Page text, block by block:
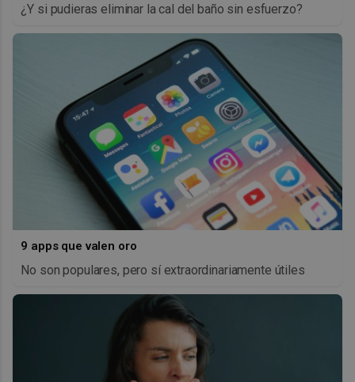
¿Y si pudieras eliminar la cal del baño sin esfuerzo?
9 apps que valen oro
No son populares, pero sí extraordinariamente útiles